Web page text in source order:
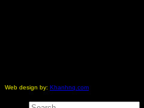
Web design by: Khanhnq.com